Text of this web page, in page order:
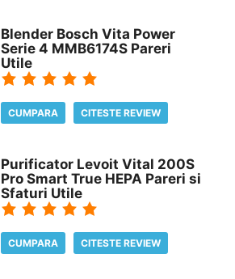
Blender Bosch Vita Power
Serie 4 MMB6174S Pareri
Utile
CUMPARA CITESTE REVIEW
Purificator Levoit Vital 200S
Pro Smart True HEPA Pareri si
Sfaturi Utile
CUMPARA CITESTE REVIEW